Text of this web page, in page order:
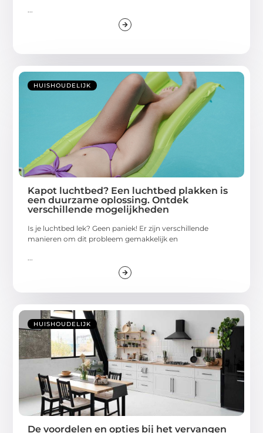
HUISHOUDELIJK
Kapot luchtbed? Een luchtbed plakken is
een duurzame oplossing. Ontdek
verschillende mogelijkheden
Is je luchtbed lek? Geen paniek! Er zijn verschillende
manieren om dit probleem gemakkelijk en
...
HUISHOUDELIJK
De voordelen en opties bij het vervangen